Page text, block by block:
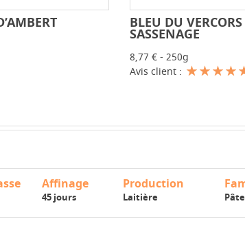
- -
BLEU DU VERCORS
SASSENAGE
8,77 € - 250g
Avis client :
Affinage
45 jours
Production
Laitière